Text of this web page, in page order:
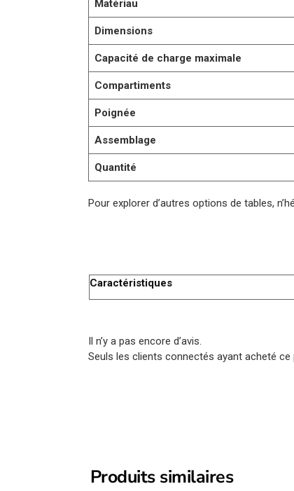
Matériau
Dimensions
Capacité de charge maximale
Compartiments
Poignée
Assemblage
Quantité
Pour explorer d’autres options de tables,
Caractéristiques
Il n’y a pas encore d’avis.
Seuls les clients connectés ayant acheté
Produits similaires